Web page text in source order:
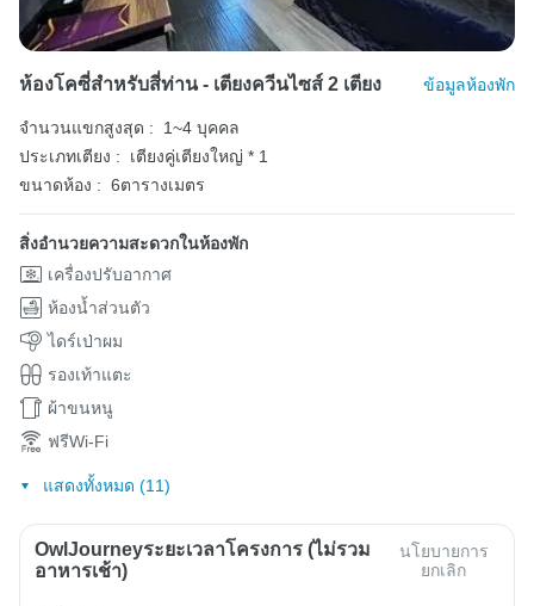
ห้องโคซี่สำหรับสี่ท่าน - เตียงควีนไซส์ 2 เตียง ข้อมูลห้องพัก
จำนวนแขกสูงสุด :
1~4 บุคคล
ประเภทเตียง :
เตียงคู่เตียงใหญ่ * 1
ขนาดห้อง : 6ตารางเมตร
สิ่งอำนวยความสะดวกในห้องพัก
เครื่องปรับอากาศ
ห้องน้ำส่วนตัว
ไดร์เป่าผม
รองเท้าแตะ
ผ้าขนหนู
ฟรีWi-Fi
แสดงทั้งหมด (11)
OwlJourneyระยะเวลาโครงการ (ไม่รวม
อาหารเช้า)
นโยบายการ
ยกเลิก